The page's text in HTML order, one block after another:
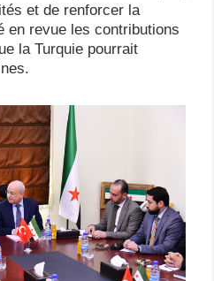
et de renforcer la
en revue les contributions
la Turquie pourrait